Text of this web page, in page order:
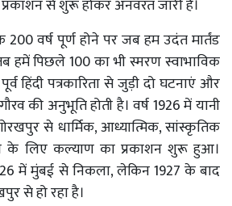
प्रकाशन से शुरू होकर अनवरत जारी है।
200 वर्ष पूर्ण होने पर जब हम उदंत मार्तंड
हमें पिछले 100 का भी स्मरण स्वाभाविक
हिंदी पत्रकारिता से जुड़ी दो घटनाएं और
की अनुभूति होती है। वर्ष 1926 में यानी
से धार्मिक, आध्यात्मिक, सांस्कृतिक
के लिए कल्याण का प्रकाशन शुरू हुआ।
में मुंबई से निकला, लेकिन 1927 के बाद
से हो रहा है।